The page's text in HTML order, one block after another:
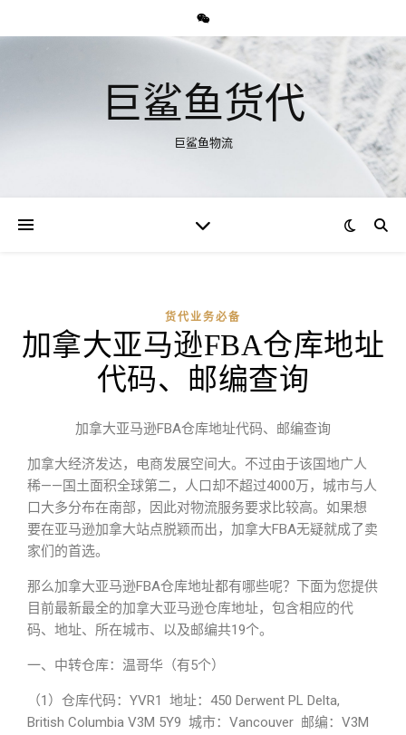
巨鲨鱼货代
巨鲨鱼物流
货代业务必备
加拿大亚马逊FBA仓库地址
代码、邮编查询
加拿大亚马逊FBA仓库地址代码、邮编查询
加拿大经济发达，电商发展空间大。不过由于该国地广人
稀——国土面积全球第二，人口却不超过4000万，城市与人
口大多分布在南部，因此对物流服务要求比较高。如果想
要在亚马逊加拿大站点脱颖而出，加拿大FBA无疑就成了卖
家们的首选。
那么加拿大亚马逊FBA仓库地址都有哪些呢？下面为您提供
目前最新最全的加拿大亚马逊仓库地址，包含相应的代
码、地址、所在城市、以及邮编共19个。
一、中转仓库：温哥华（有5个）
（1）仓库代码：YVR1 地址：450 Derwent PL Delta,
British Columbia V3M 5Y9 城市：Vancouver 邮编：V3M